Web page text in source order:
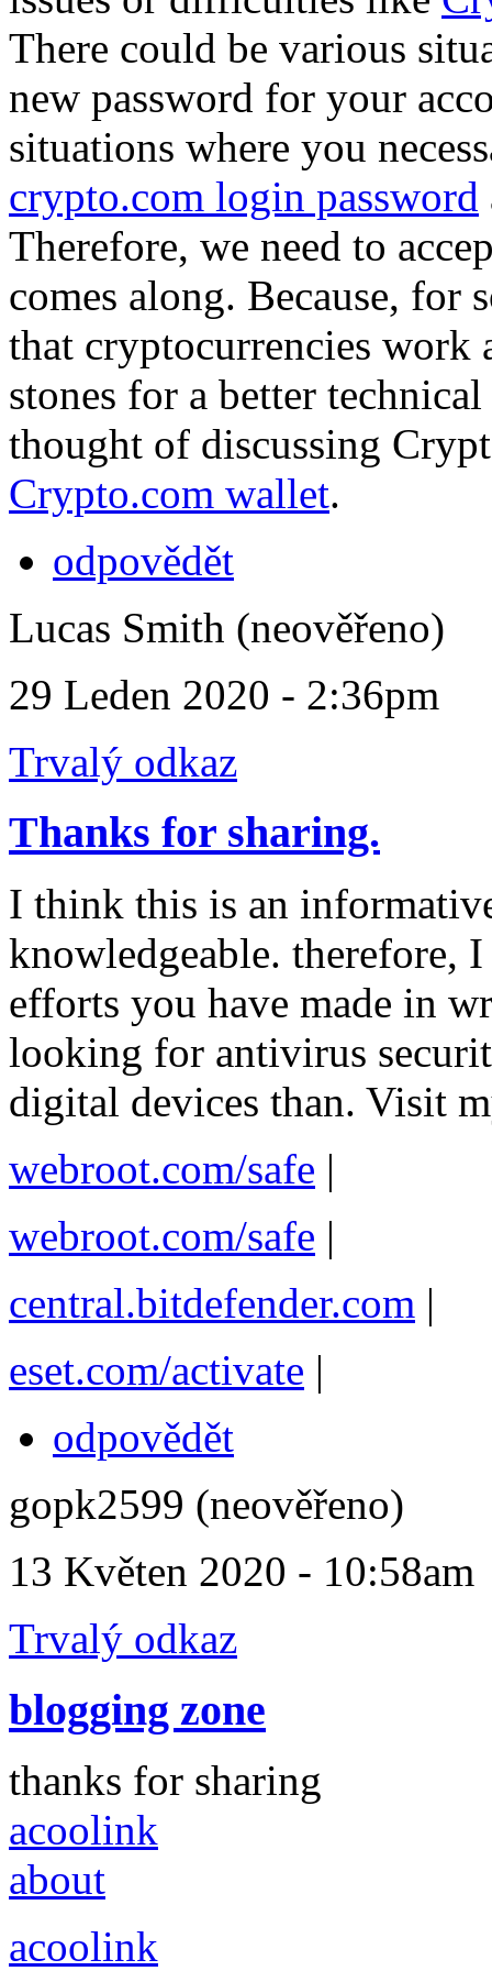
There could be various
new password for your
situations where you
crypto.com login password
Therefore, we need to
comes along. Because, for
that cryptocurrencies work
stones for a better
thought of discussing
Crypto.com wallet.
odpovědět
Lucas Smith (neověřeno)
29 Leden 2020 - 2:36pm
Trvalý odkaz
Thanks for sharing.
I think this is an
knowledgeable. therefore,
efforts you have made in
looking for antivirus
digital devices than. Visit
webroot.com/safe |
webroot.com/safe |
central.bitdefender.com |
eset.com/activate |
odpovědět
gopk2599 (neověřeno)
13 Květen 2020 - 10:58am
Trvalý odkaz
blogging zone
thanks for sharing
acoolink
about
acoolink